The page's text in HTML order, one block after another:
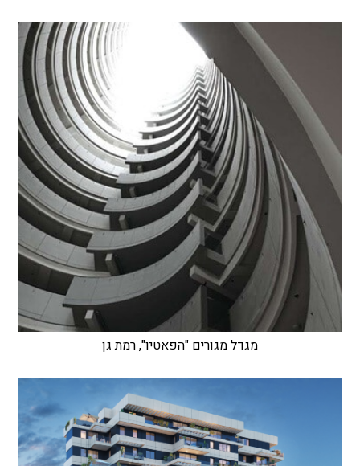
מגדל מגורים "הפאטיו", רמת גן